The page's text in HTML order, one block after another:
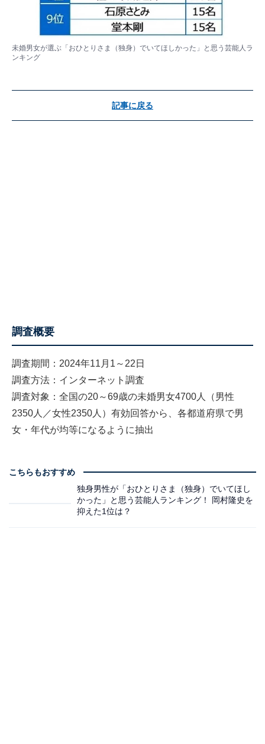
未婚男女が選ぶ「おひとりさま（独身）でいてほしかった」と思う芸能人ラ
ンキング
記事に戻る
調査概要
調査期間：2024年11月1～22日
調査方法：インターネット調査
調査対象：全国の20～69歳の未婚男女4700人（男性
2350人／女性2350人）有効回答から、各都道府県で男
女・年代が均等になるように抽出
こちらもおすすめ
独身男性が「おひとりさま（独身）でいてほし
かった」と思う芸能人ランキング！ 岡村隆史を
抑えた1位は？